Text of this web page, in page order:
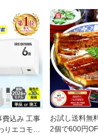
費込み 工事
りエコモー
お試し送料無
2個で600円